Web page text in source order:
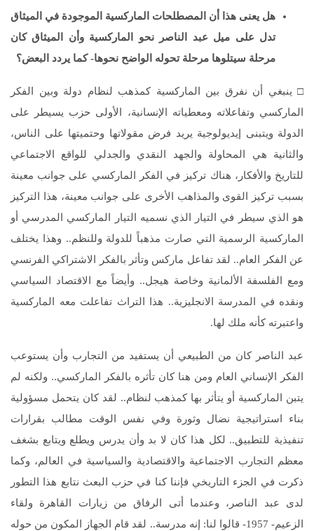
هل يعنى هذا أن المصطلحات الماركسية الموجودة في الميثاق
تدل على ميل عبد الناصر نحو الماركسية وأن الميثاق كان
مرحلة سيتلوها مرحلة تحوله الواضح نحوها- كما يردد البعض؟
□ ينبغي أن نفرق بين الماركسية كمذهب لنظام دولة وبين الفكر
الماركسي وتفاعلاته ومعطياته الإنسانية، الأولى حزب يسيطر على
الدولة ويتبنى إيديولوجية يريد فرض مقولاتها وحتميتها على الناس،
والثانية هي المحاولة والجهد النقدي والجدلي للواقع الاجتماعي
للتاريخ والأفكار، هناك تركيز في الفكر الماركسي على جوانب معينة
بسبب تركيز القوى والمذاهب الأخرى على جوانب معينة، هذا التركيز
هو الذي سيطر في التيار الذي نسميه التيار الماركسي المدرسي أو
الماركسية الرسمية التي صارت مذهباً للدولة وللنظم.. وهذا يختلف
عن الفكر العام.. لقد تفاعل ماركس وتأثر بالفكر الاشتراكي الفرنسي
ومع الفلسفة الألمانية وخاصة هيجل.. وأيضاً مع الاقتصاد السياسي
ونقده في المدرسة الانجليزية.. هذا التراث تفاعلت معه الماركسية
واعتبرته كأنه ملك لها.
عبد الناصر كان من الطبيعي أن يستفيد من التجارب وأن يستوعب
الفكر الإنساني العام ومن هنا كان تأثره بالفكر الماركسي.. ولكنه لم
يتبن الماركسية أو يتأثر بها كمذهب لنظام.. لقد كان يتحمل مسؤولية
بناء استراتيجية نضال وثورة وفي نفس الوقت مطالب بقرارات
تنفيذية للتطبيق.. لكل هذا كان لا بد وأن يدرس ويطلع ويتابع بشغف
معظم التجارب الاجتماعية والاقتصادية والسياسية في العالم، وكما
ذكرت في الجزء التاريخي فإننا كنا في حزب البعث نتابع هذا التطور
لدى عبد الناصر، وعندما أتى الرفاق من زيارات القاهرة ولقاء
الزعيم- 1957- قالوا لنا: إنه مدرسة.. لقد قام الجهاز المكون من حوله